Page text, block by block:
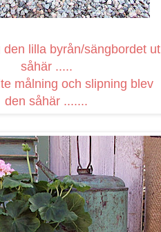
den lilla byrån/sängbordet ut
såhär .....
målning och slipning blev
den såhär .......